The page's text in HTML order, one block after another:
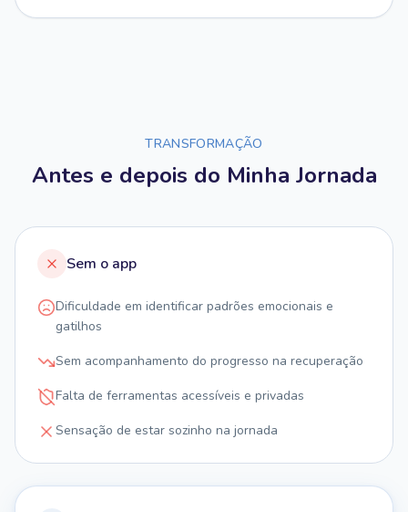
TRANSFORMAÇÃO
Antes e depois do Minha Jornada
Sem o app
Dificuldade em identificar padrões emocionais e
gatilhos
Sem acompanhamento do progresso na recuperação
Falta de ferramentas acessíveis e privadas
Sensação de estar sozinho na jornada